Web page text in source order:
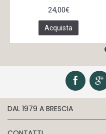
24,00€
Acquista
DAL 1979 A BRESCIA